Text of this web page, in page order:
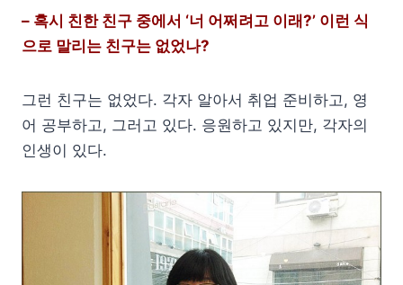
– 혹시 친한 친구 중에서 ‘너 어쩌려고 이래?’ 이런 식
으로 말리는 친구는 없었나?
그런 친구는 없었다. 각자 알아서 취업 준비하고, 영
어 공부하고, 그러고 있다. 응원하고 있지만, 각자의
인생이 있다.